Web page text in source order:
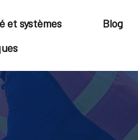
et systèmes
Blog